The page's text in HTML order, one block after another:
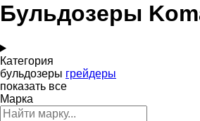
Бульдозеры
Категория
бульдозеры грейдеры
показать все
Марка